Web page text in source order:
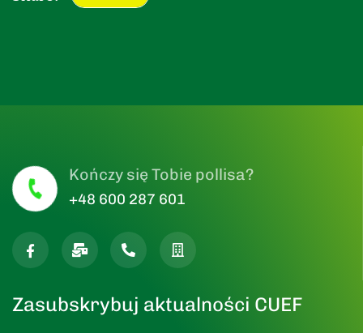
Kończy się Tobie pollisa?
+48 600 287 601
Zasubskrybuj aktualności CUEF